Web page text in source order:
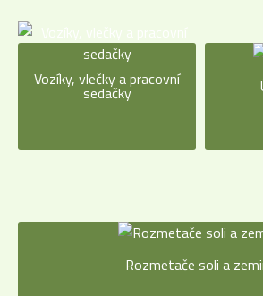
Vozíky, vlečky a pracovní
sedačky
Rozmetače soli a